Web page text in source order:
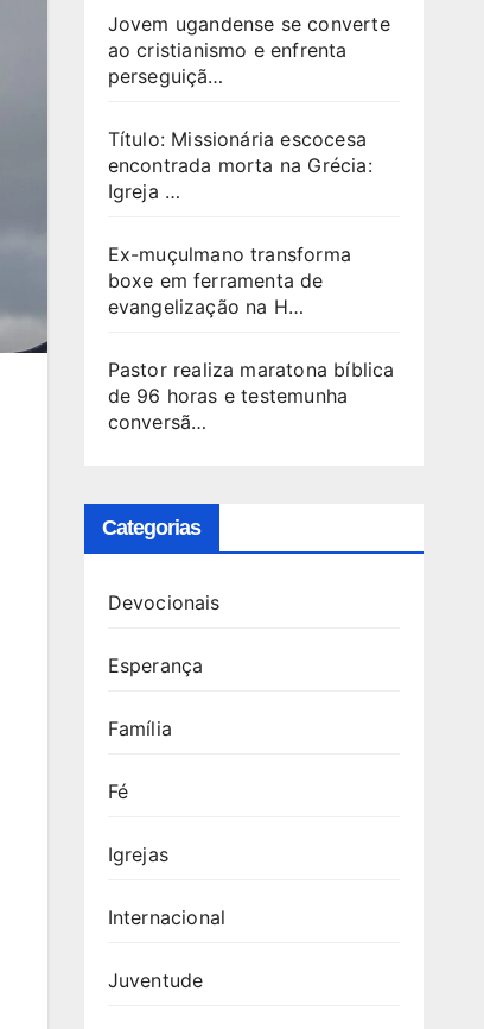
Jovem ugandense se converte
ao cristianismo e enfrenta
perseguiçã…
Título: Missionária escocesa
encontrada morta na Grécia:
Igreja …
Ex-muçulmano transforma
boxe em ferramenta de
evangelização na H…
Pastor realiza maratona bíblica
de 96 horas e testemunha
conversã…
Categorias
Devocionais
Esperança
Família
Fé
Igrejas
Internacional
Juventude